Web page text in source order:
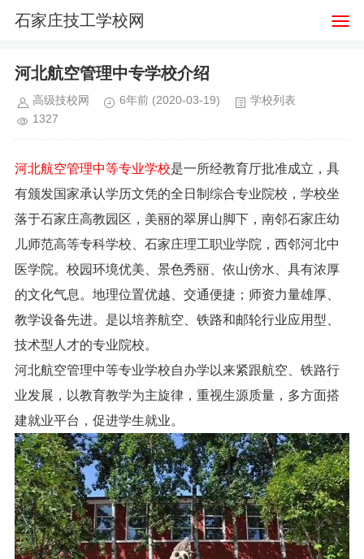
石家庄技工学校网
河北航空管理中专学校介绍
高级技校网 6年前 (2020-03-19)
学校列表
1327
河北航空管理中等专业学校是一所经教育厅批准成立，具
有颁发国家承认学历文凭的全日制综合专业院校，学校坐
落于石家庄高教园区，美丽的翠屏山脚下，南邻石家庄幼
儿师范高等专科学校、石家庄理工职业学院，西邻河北中
医学院。校园环境优美、景色秀丽、依山傍水、具有浓厚
的文化气息。地理位置优越、交通便捷；师资力量雄厚、
教学设备先进。是以培养航空、铁路和邮轮行业应用型、
技术型人才的专业院校。
河北航空管理中等专业学校自办学以来紧跟航空、铁路行
业发展，以教育教学为主旋律，重视生源质量，多方面搭
建就业平台，促进学生就业。